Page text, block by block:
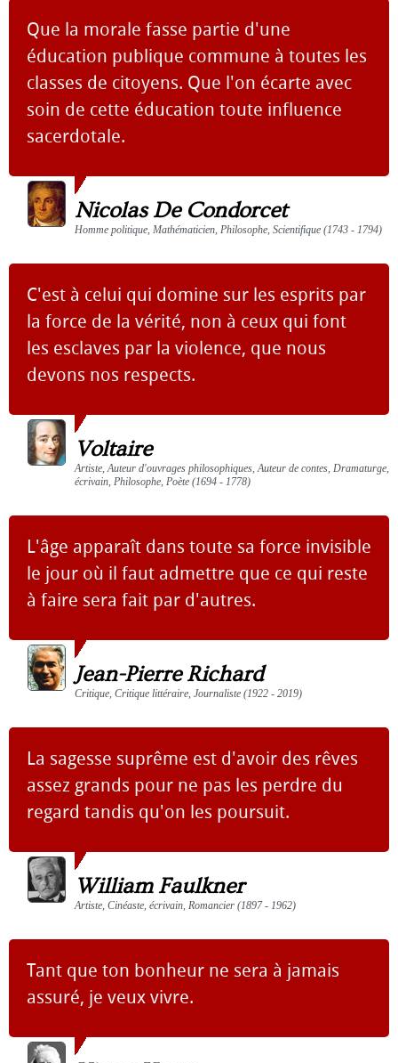
Que la morale fasse partie d'une
éducation publique commune à toutes les
classes de citoyens. Que l'on écarte avec
soin de cette éducation toute influence
sacerdotale.
Nicolas De Condorcet
Homme politique, Mathématicien, Philosophe, Scientifique (1743 - 1794)
C'est à celui qui domine sur les esprits par
la force de la vérité, non à ceux qui font
les esclaves par la violence, que nous
devons nos respects.
Voltaire
Artiste, Auteur d'ouvrages philosophiques, Auteur de contes, Dramaturge,
écrivain, Philosophe, Poète (1694 - 1778)
L'âge apparaît dans toute sa force invisible
le jour où il faut admettre que ce qui reste
à faire sera fait par d'autres.
Jean-Pierre Richard
Critique, Critique littéraire, Journaliste (1922 - 2019)
La sagesse suprême est d'avoir des rêves
assez grands pour ne pas les perdre du
regard tandis qu'on les poursuit.
William Faulkner
Artiste, Cinéaste, écrivain, Romancier (1897 - 1962)
Tant que ton bonheur ne sera à jamais
assuré, je veux vivre.